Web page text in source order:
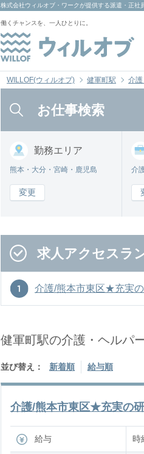
株式会社ウィルオブ・ワーク が提供する派遣・正
働くチャンスを、一人ひとりに。
WILLOF(ウィルオブ) 健軍町駅 介
お仕事検索
勤務エリア
熊本・大分・宮崎・鹿児島
変更
介
求人アクセスラ
介護/熊本市東区★充実
健軍町駅の介護・ヘルパ
並び替え： 新着順 給与順
介護/熊本市東区★充実の
給与 時